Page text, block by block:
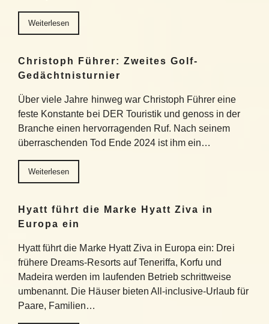
Weiterlesen
Christoph Führer: Zweites Golf-
Gedächtnisturnier
Über viele Jahre hinweg war Christoph Führer eine
feste Konstante bei DER Touristik und genoss in der
Branche einen hervorragenden Ruf. Nach seinem
überraschenden Tod Ende 2024 ist ihm ein…
Weiterlesen
Hyatt führt die Marke Hyatt Ziva in
Europa ein
Hyatt führt die Marke Hyatt Ziva in Europa ein: Drei
frühere Dreams-Resorts auf Teneriffa, Korfu und
Madeira werden im laufenden Betrieb schrittweise
umbenannt. Die Häuser bieten All-inclusive-Urlaub für
Paare, Familien…